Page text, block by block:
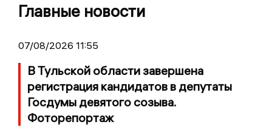
Главные новости
07/08/2026 11:55
В Тульской области завершена
регистрация кандидатов в депутаты
Госдумы девятого созыва.
Фоторепортаж